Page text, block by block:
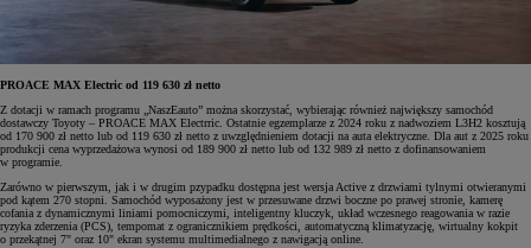
PROACE MAX Electric od 119 630 zł netto
Z dotacji w ramach programu „NaszEauto” można skorzystać, wybierając również największy samochód
dostawczy Toyoty – PROACE MAX Electrric. Ostatnie egzemplarze z 2024 roku z nadwoziem L3H2 kosztują
od 170 900 zł netto lub od 119 630 zł netto z uwzględnieniem dotacji na auta elektryczne. Dla aut z 2025 roku
produkcji cena wyprzedażowa wynosi od 189 900 zł netto lub od 132 989 zł netto z dofinansowaniem
w programie.
Zarówno w pierwszym, jak i w drugim pzypadku dostępna jest wersja Active z drzwiami tylnymi otwieranymi
pod kątem 270 stopni. Samochód wyposażony jest w przesuwane drzwi boczne po prawej stronie, kamerę
cofania z dynamicznymi liniami pomocniczymi, inteligentny kluczyk, układ wczesnego reagowania w razie
ryzyka zderzenia (PCS), tempomat z ogranicznikiem prędkości, automatyczną klimatyzację, wirtualny kokpit
o przekątnej 7" oraz 10" ekran systemu multimedialnego z nawigacją online.